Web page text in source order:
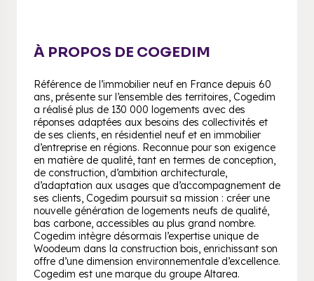
À PROPOS DE COGEDIM
Référence de l’immobilier neuf en France depuis 60
ans, présente sur l’ensemble des territoires, Cogedim
a réalisé plus de 130 000 logements avec des
réponses adaptées aux besoins des collectivités et
de ses clients, en résidentiel neuf et en immobilier
d’entreprise en régions. Reconnue pour son exigence
en matière de qualité, tant en termes de conception,
de construction, d’ambition architecturale,
d’adaptation aux usages que d’accompagnement de
ses clients, Cogedim poursuit sa mission : créer une
nouvelle génération de logements neufs de qualité,
bas carbone, accessibles au plus grand nombre.
Cogedim intègre désormais l’expertise unique de
Woodeum dans la construction bois, enrichissant son
offre d’une dimension environnementale d’excellence.
Cogedim est une marque du groupe Altarea.